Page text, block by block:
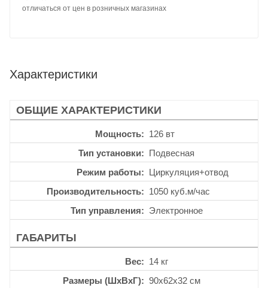
отличаться от цен в розничных магазинах
Характеристики
ОБЩИЕ ХАРАКТЕРИСТИКИ
Мощность
126 вт
Тип установки
Подвесная
Режим работы
Циркуляция+отвод
Производительность
1050 куб.м/час
Тип управления
Электронное
ГАБАРИТЫ
Вес
14 кг
Размеры (ШхВхГ)
90x62x32 см